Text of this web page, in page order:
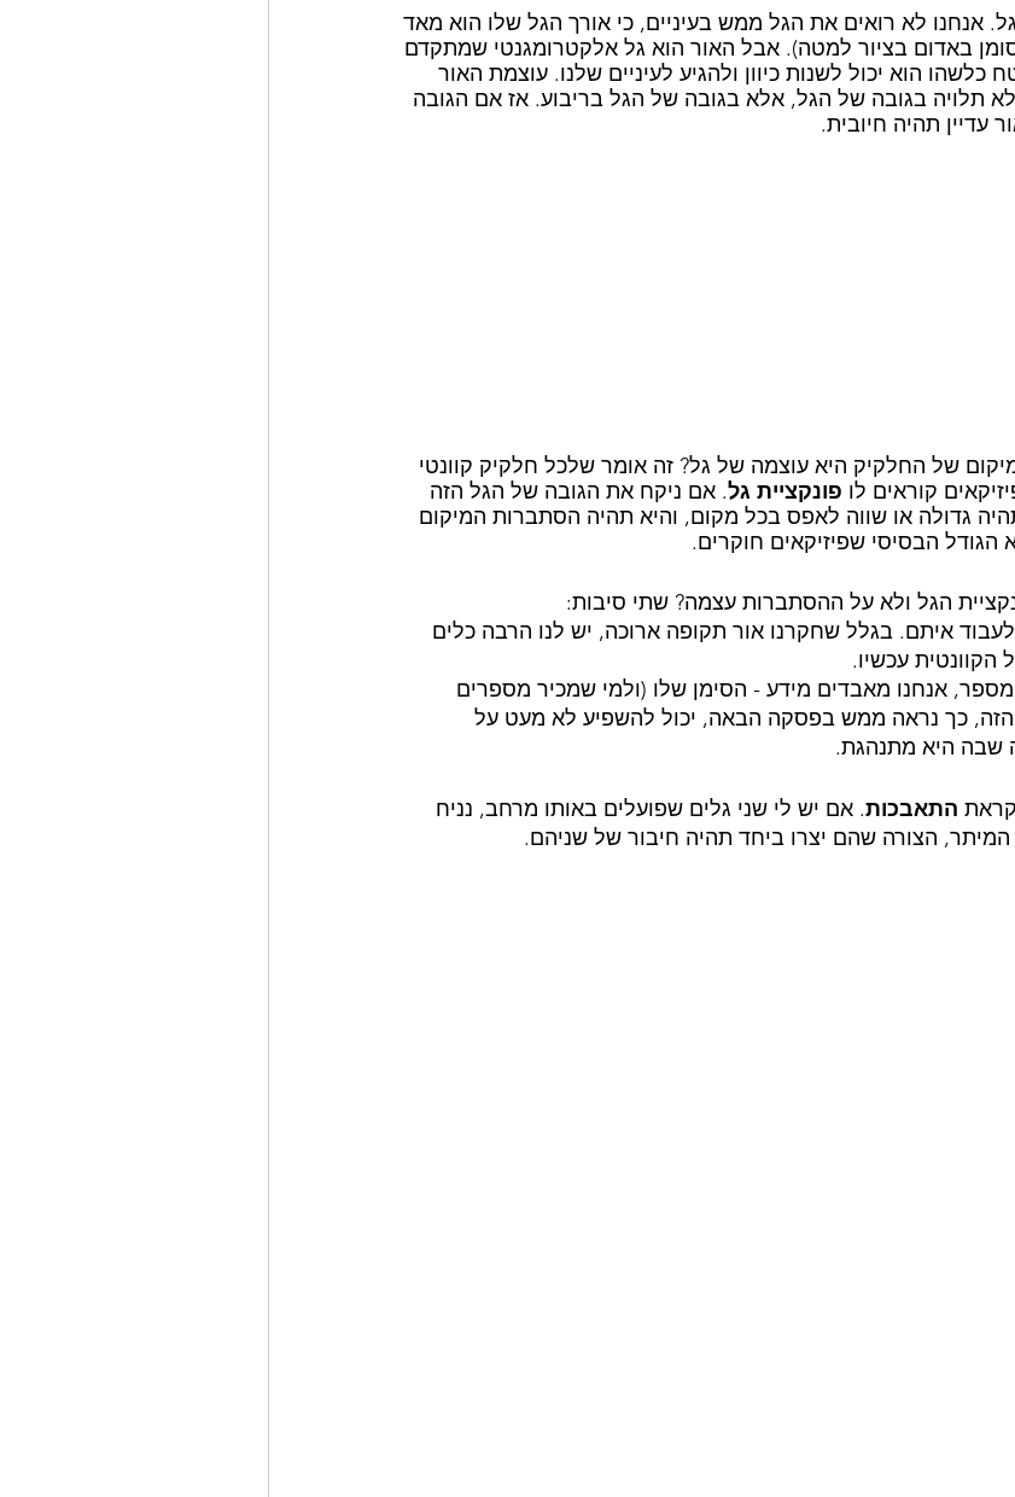
אנחנו לא רואים את הגל ממש בעיניים, כי אורך הגל שלו הוא מאד
באדום בציור למטה). אבל האור הוא גל אלקטרומגנטי שמתקדם
הוא יכול לשנות כיוון ולהגיע לעיניים שלנו. עוצמת האור
תלויה בגובה של הגל, אלא בגובה של הגל בריבוע. אז אם הגובה
עדיין תהיה חיובית.
של החלקיק היא עוצמה של גל? זה אומר שלכל חלקיק קוונטי
קוראים לו פונקציית גל. אם ניקח את הגובה של הגל הזה
גדולה או שווה לאפס בכל מקום, והיא תהיה הסתברות המיקום
הגודל הבסיסי שפיזיקאים חוקרים.
הגל ולא על ההסתברות עצמה? שתי סיבות:
לעבוד איתם. בגלל שחקרנו אור תקופה ארוכה, יש לנו הרבה כלים
הקוונטית עכשיו.
מספר, אנחנו מאבדים מידע - הסימן שלו (ולמי שמכיר מספרים
הזה, כך נראה ממש בפסקה הבאה, יכול להשפיע לא מעט על
שבה היא מתנהגת.
התאבכות. אם יש לי שני גלים שפועלים באותו מרחב, נניח
הצורה שהם יצרו ביחד תהיה חיבור של שניהם.